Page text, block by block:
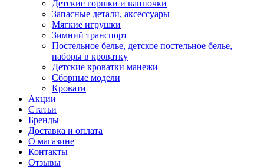
Детские горшки и ванночки
Запасные детали, аксессуары
Мягкие игрушки
Зимний транспорт
Постельное белье, детское постельное белье,
наборы в кроватку
Детские кроватки манежи
Сборные модели
Кровати
Акции
Статьи
Бренды
Доставка и оплата
О магазине
Контакты
Отзывы